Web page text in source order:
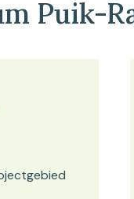
Puik-